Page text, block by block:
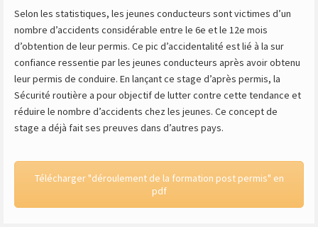
Selon les statistiques, les jeunes conducteurs sont victimes d’un
nombre d’accidents considérable entre le 6e et le 12e mois
d’obtention de leur permis. Ce pic d’accidentalité est lié à la sur
confiance ressentie par les jeunes conducteurs après avoir obtenu
leur permis de conduire. En lançant ce stage d’après permis, la
Sécurité routière a pour objectif de lutter contre cette tendance et
réduire le nombre d’accidents chez les jeunes. Ce concept de
stage a déjà fait ses preuves dans d’autres pays.
Télécharger "déroulement de la formation post permis" en
pdf